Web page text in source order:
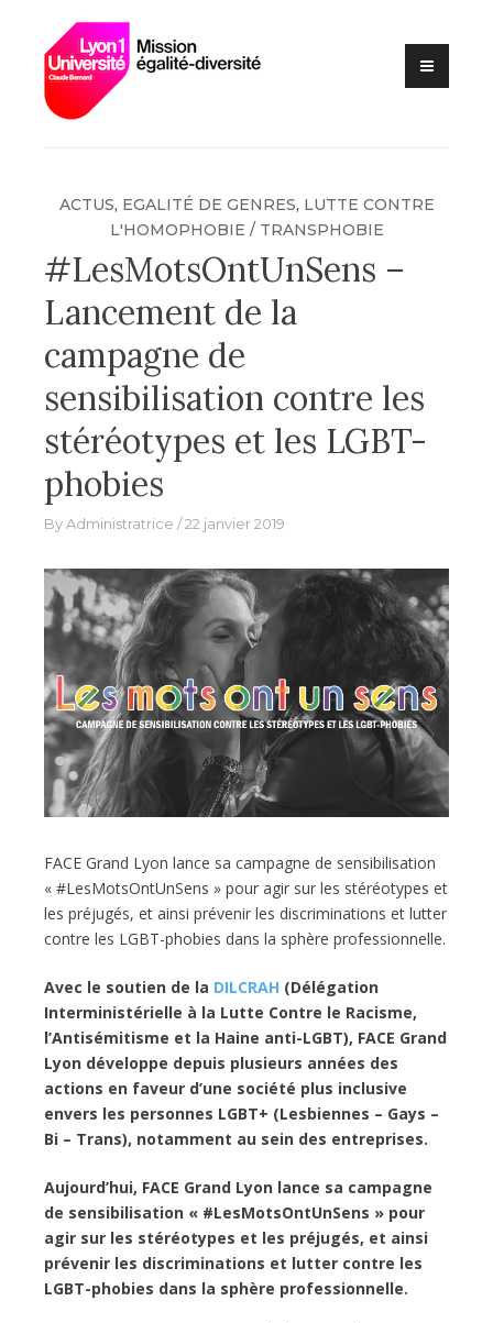
content
Bernard Lyon
1
ACTUS, EGALITÉ DE GENRES, LUTTE CONTRE
L'HOMOPHOBIE / TRANSPHOBIE
#LesMotsOntUnSens –
Lancement de la
campagne de
sensibilisation contre les
stéréotypes et les LGBT-
phobies
ByAdministratrice 22 janvier 2019
FACE Grand Lyon lance sa campagne de sensibilisation
« #LesMotsOntUnSens » pour agir sur les stéréotypes et
les préjugés, et ainsi prévenir les discriminations et lutter
contre les LGBT-phobies dans la sphère professionnelle.
Avec le soutien de la DILCRAH (Délégation
Interministérielle à la Lutte Contre le Racisme,
l’Antisémitisme et la Haine anti-LGBT), FACE Grand
Lyon développe depuis plusieurs années des
actions en faveur d’une société plus inclusive
envers les personnes LGBT+ (Lesbiennes – Gays –
Bi – Trans), notamment au sein des entreprises.
Aujourd’hui, FACE Grand Lyon lance sa campagne
de sensibilisation « #LesMotsOntUnSens » pour
agir sur les stéréotypes et les préjugés, et ainsi
prévenir les discriminations et lutter contre les
LGBT-phobies dans la sphère professionnelle.